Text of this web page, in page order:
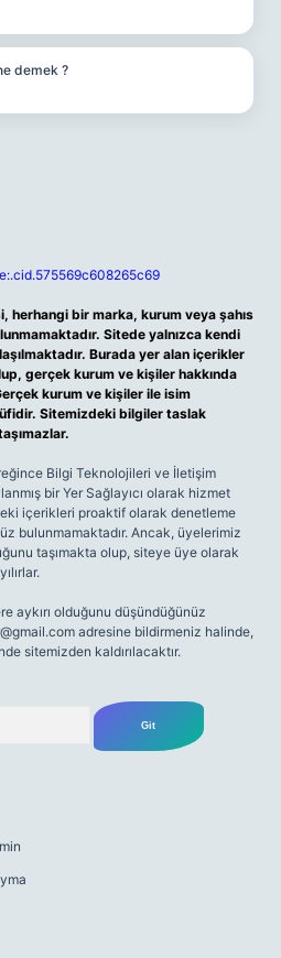
demek ?
herhangi bir marka, kurum veya şahıs
Sitede yalnızca kendi
Burada yer alan içerikler
gerçek kurum ve kişiler hakkında
kurum ve kişiler ile isim
Sitemizdeki bilgiler taslak
Bilgi Teknolojileri ve İletişim
bir Yer Sağlayıcı olarak hizmet
içerikleri proaktif olarak denetleme
bulunmamaktadır. Ancak, üyelerimiz
taşımakta olup, siteye üye olarak
aykırı olduğunu düşündüğünüz
adresine bildirmeniz halinde,
sitemizden kaldırılacaktır.